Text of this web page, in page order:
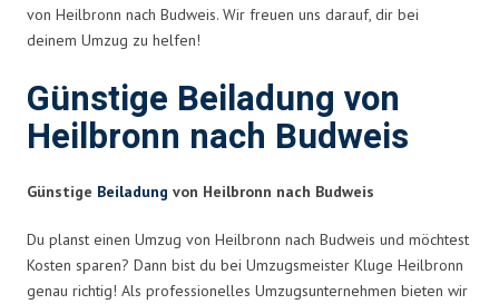
von Heilbronn nach Budweis. Wir freuen uns darauf, dir bei
deinem Umzug zu helfen!
Günstige Beiladung von
Heilbronn nach Budweis
Günstige Beiladung von Heilbronn nach Budweis
Du planst einen Umzug von Heilbronn nach Budweis und möchtest
Kosten sparen? Dann bist du bei Umzugsmeister Kluge Heilbronn
genau richtig! Als professionelles Umzugsunternehmen bieten wir